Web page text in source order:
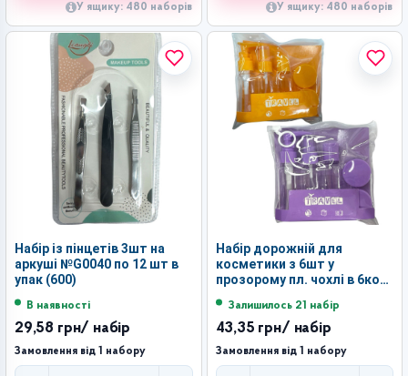
У ящику: 480 наборів У ящику: 480 наборів
Набір із пінцетів 3шт на
аркуші №G0040 по 12 шт в
упак (600)
В наявності
29,58 грн/ набір
Замовлення від 1 набору
Набір дорожній для
косметики з 6шт у
прозорому пл. чохлі в 6кол.
Залишилось 21 набір
43,35 грн/ набір
Замовлення від 1 набору